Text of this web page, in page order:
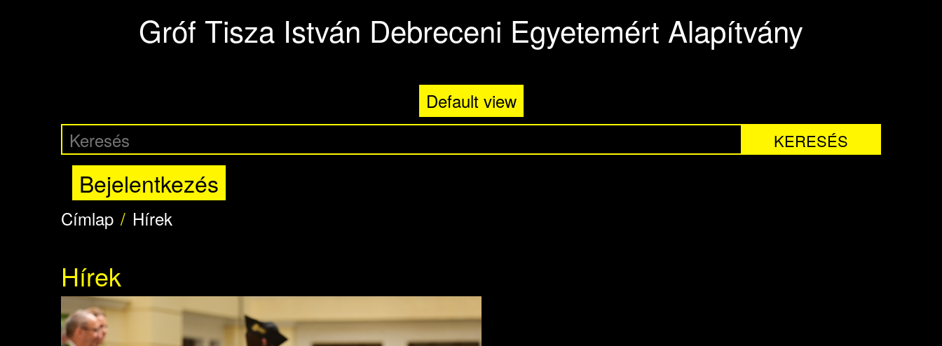
Gróf Tisza István Debreceni Egyetemért Alapítvány
Default view
KERESÉS
Bejelentkezés
Címlap Hírek
Hírek